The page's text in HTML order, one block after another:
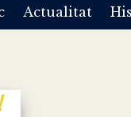
Actualitat